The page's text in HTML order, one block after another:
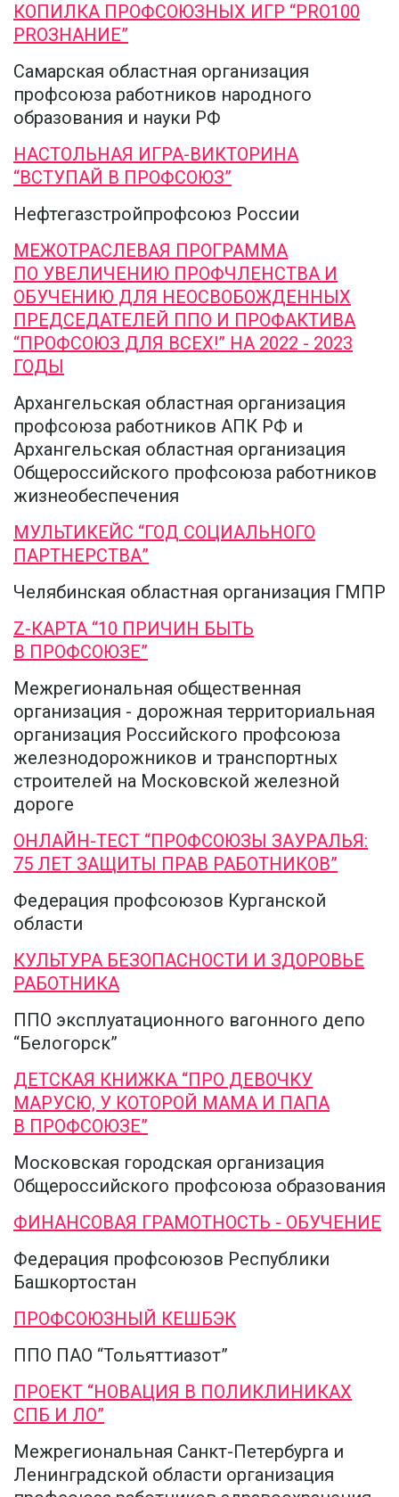
КОПИЛКА ПРОФСОЮЗНЫХ ИГР “PRO100
PROЗНАНИЕ”
Самарская областная организация
профсоюза работников народного
образования и науки РФ
НАСТОЛЬНАЯ ИГРА-ВИКТОРИНА
“ВСТУПАЙ В ПРОФСОЮЗ”
Нефтегазстройпрофсоюз России
МЕЖОТРАСЛЕВАЯ ПРОГРАММА
ПО УВЕЛИЧЕНИЮ ПРОФЧЛЕНСТВА И
ОБУЧЕНИЮ ДЛЯ НЕОСВОБОЖДЕННЫХ
ПРЕДСЕДАТЕЛЕЙ ППО И ПРОФАКТИВА
“ПРОФСОЮЗ ДЛЯ ВСЕХ!” НА 2022 - 2023
ГОДЫ
Архангельская областная организация
профсоюза работников АПК РФ и
Архангельская областная организация
Общероссийского профсоюза работников
жизнеобеспечения
МУЛЬТИКЕЙС “ГОД СОЦИАЛЬНОГО
ПАРТНЕРСТВА”
Челябинская областная организация ГМПР
Z-КАРТА “10 ПРИЧИН БЫТЬ
В ПРОФСОЮЗЕ”
Межрегиональная общественная
организация - дорожная территориальная
организация Российского профсоюза
железнодорожников и транспортных
строителей на Московской железной
дороге
ОНЛАЙН-ТЕСТ “ПРОФСОЮЗЫ ЗАУРАЛЬЯ:
75 ЛЕТ ЗАЩИТЫ ПРАВ РАБОТНИКОВ”
Федерация профсоюзов Курганской
области
КУЛЬТУРА БЕЗОПАСНОСТИ И ЗДОРОВЬЕ
РАБОТНИКА
ППО эксплуатационного вагонного депо
“Белогорск”
ДЕТСКАЯ КНИЖКА “ПРО ДЕВОЧКУ
МАРУСЮ, У КОТОРОЙ МАМА И ПАПА
В ПРОФСОЮЗЕ”
Московская городская организация
Общероссийского профсоюза образования
ФИНАНСОВАЯ ГРАМОТНОСТЬ - ОБУЧЕНИЕ
Федерация профсоюзов Республики
Башкортостан
ПРОФСОЮЗНЫЙ КЕШБЭК
ППО ПАО “Тольяттиазот”
ПРОЕКТ “НОВАЦИЯ В ПОЛИКЛИНИКАХ
СПБ И ЛО”
Межрегиональная Санкт-Петербурга и
Ленинградской области организация